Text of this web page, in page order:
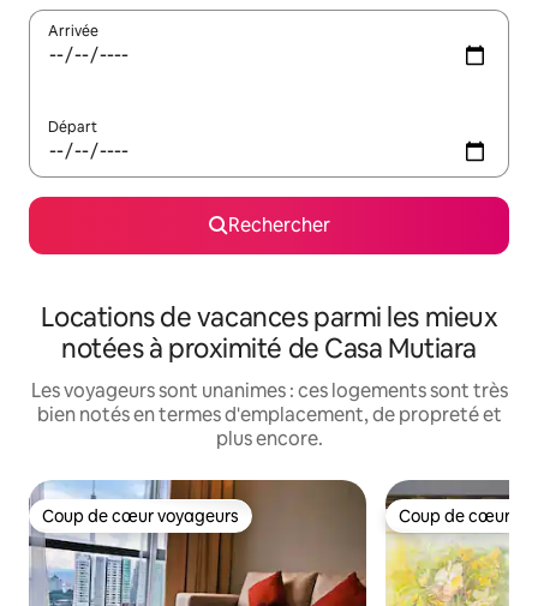
Arrivée
Départ
Rechercher
Locations de vacances parmi les mieux
notées à proximité de Casa Mutiara
Les voyageurs sont unanimes : ces logements sont très
bien notés en termes d'emplacement, de propreté et
plus encore.
Coup de cœur voyageurs
Coup de cœur voyageurs Coup de cœur
Coup de cœur